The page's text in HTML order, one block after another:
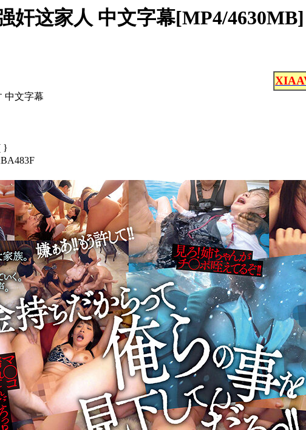
奸这家人 中文字幕[MP4/4630MB]
中文字幕
}